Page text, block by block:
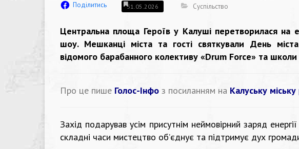
Поділитись 31.05.2026 Суспільство
Центральна площа Героїв у Калуші перетворилася на
шоу. Мешканці міста та гості святкували День
відомого барабанного колективу «Drum Force» та школи
Про це пише Голос-Інфо з посиланням на Калуську
Захід подарував усім присутнім неймовірний заряд
складні часи мистецтво об’єднує та підтримує дух